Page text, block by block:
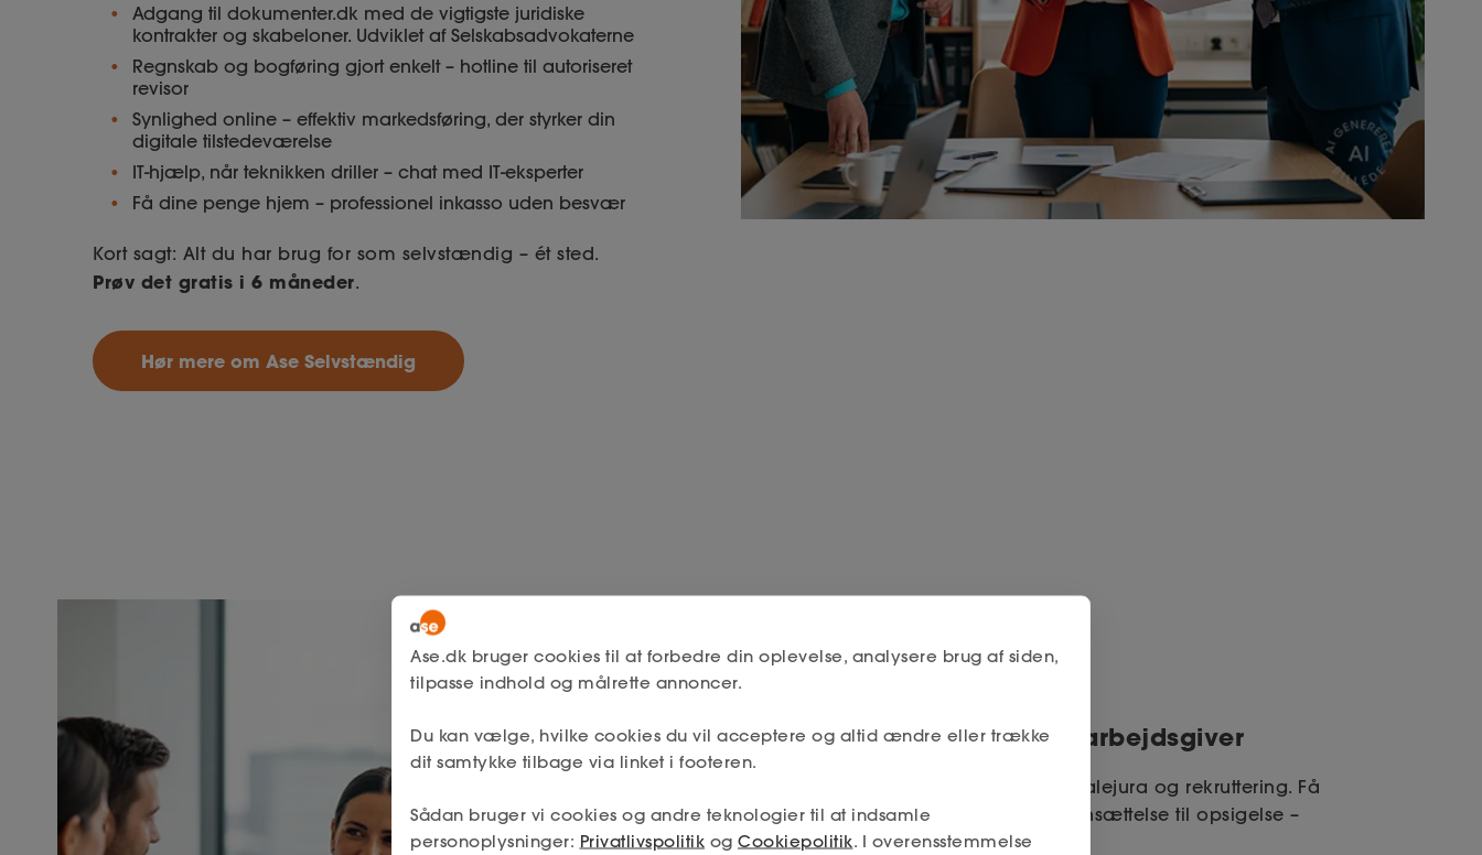
Adgang til dokumenter.dk med de vigtigste juridiske
kontrakter og skabeloner. Udviklet af Selskabsadvokaterne
Regnskab og bogføring gjort enkelt – hotline til autoriseret
revisor
Synlighed online – effektiv markedsføring, der styrker din
digitale tilstedeværelse
IT-hjælp, når teknikken driller – chat med IT-eksperter
Få dine penge hjem – professionel inkasso uden besvær
Kort sagt: Alt du har brug for som selvstændig – ét sted.
Prøv det gratis i 6 måneder.
Hør mere om Ase Selvstændig
HR Jura
Få tryghed i rollen som arbejdsgiver
HR Jura samler eksperter i personalejura og rekruttering. Få
hjælp og rådgivning om alt fra ansættelse til opsigelse –
samlet ét sted.
Ase.dk bruger cookies til at forbedre din oplevelse, analysere brug af siden,
tilpasse indhold og målrette annoncer.
Du kan vælge, hvilke cookies du vil acceptere og altid ændre eller trække
dit samtykke tilbage via linket i footeren.
Sådan bruger vi cookies og andre teknologier til at indsamle
personoplysninger: Privatlivspolitik og Cookiepolitik. I overensstemmelse